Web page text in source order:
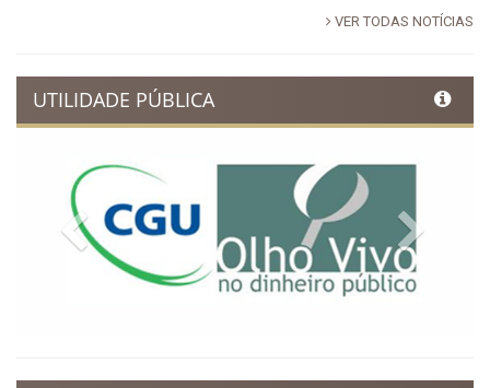
VER TODAS NOTÍCIAS
UTILIDADE PÚBLICA
Previous